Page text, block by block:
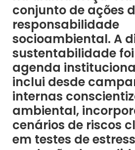
conjunto de ações
responsabilidade
socioambiental. A
sustentabilidade
agenda
inclui desde
internas
ambiental,
cenários de riscos
em testes de